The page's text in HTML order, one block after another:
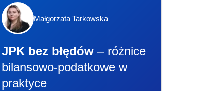
Małgorzata Tarkowska
JPK bez błędów – różnice
bilansowo-podatkowe w
praktyce